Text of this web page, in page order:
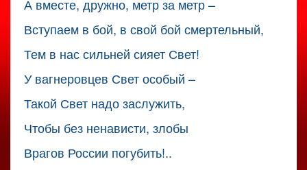
А вместе, дружно, метр за метр –
Вступаем в бой, в свой бой смертельный,
Тем в нас сильней сияет Свет!
У вагнеровцев Свет особый –
Такой Свет надо заслужить,
Чтобы без ненависти, злобы
Врагов России погубить!..